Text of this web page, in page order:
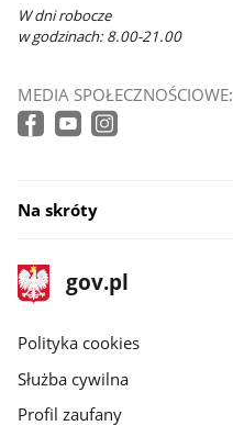
W dni robocze
w godzinach: 8.00-21.00
MEDIA SPOŁECZNOŚCIOWE:
Na skróty
stopka
gov.pl
Strona
gov.pl
gov.pl
Polityka cookies
Służba cywilna
Profil zaufany